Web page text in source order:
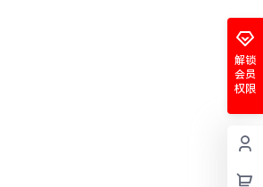
解锁
会员
权限